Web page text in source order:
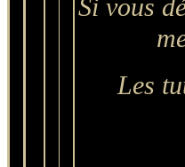
Si vous
Les